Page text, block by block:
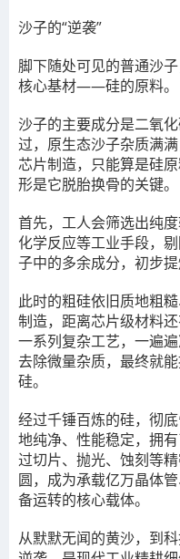
沙子的“逆袭”
脚下随处可见的普通沙
核心基材——硅的原料。
沙子的主要成分是二氧
过，原生态沙子杂质满
芯片制造，只能算是硅
形是它脱胎换骨的关键。
首先，工人会筛选出纯
化学反应等工业手段，
子中的多余成分，初步提
此时的粗硅依旧质地粗
制造，距离芯片级材料
一系列复杂工艺，一遍
去除微量杂质，最终就
硅。
经过千锤百炼的硅，彻
地纯净、性能稳定，拥
过切片、抛光、蚀刻等
圆，成为承载亿万晶体
备运转的核心载体。
从默默无闻的黄沙，到